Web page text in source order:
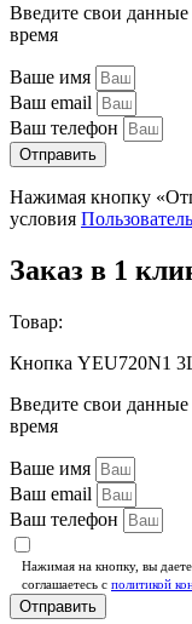
Введите свои
время
Ваше имя
Ваш email
Ваш телефон
Отправить
Нажимая кнопку
условия
Заказ в 1
Товар:
Кнопка YEU720N1
Введите свои
время
Ваше имя
Ваш email
Ваш телефон
Нажимая на кнопку, вы даете
соглашаетесь c политикой
Отправить